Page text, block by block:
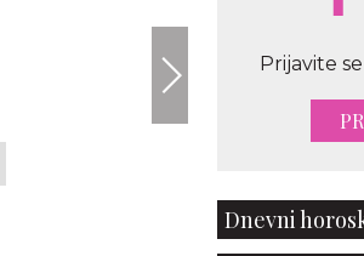
foto:Massimo Dutti
Prijavite
Dnevni